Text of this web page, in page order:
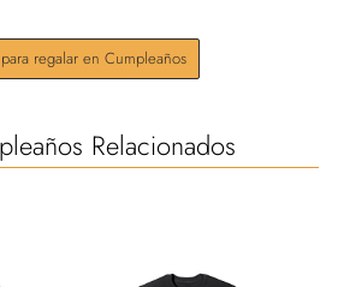
regalar en Cumpleaños
Relacionados